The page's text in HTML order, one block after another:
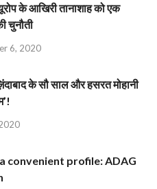
के आखिरी तानाशाह को एक
चुनौती
6, 2020
के सौ साल और हसरत मोहानी
convenient profile: ADAG